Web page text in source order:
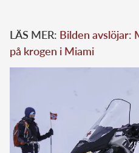
LÄS MER: Bilden avslöjar:
på krogen i Miami